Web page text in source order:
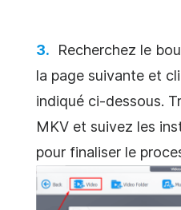
Recherchez le
la page suivante et
indiqué ci-dessous.
MKV et suivez les
pour finaliser le